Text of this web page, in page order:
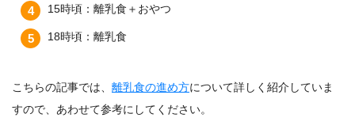
15時頃：離乳食＋おやつ
18時頃：離乳食
こちらの記事では、 離乳食の進め方について詳しく紹介していま
すので、あわせて参考にしてください。